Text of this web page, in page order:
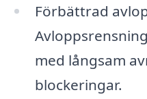
Förbättrad
med långsam
blockeringar.